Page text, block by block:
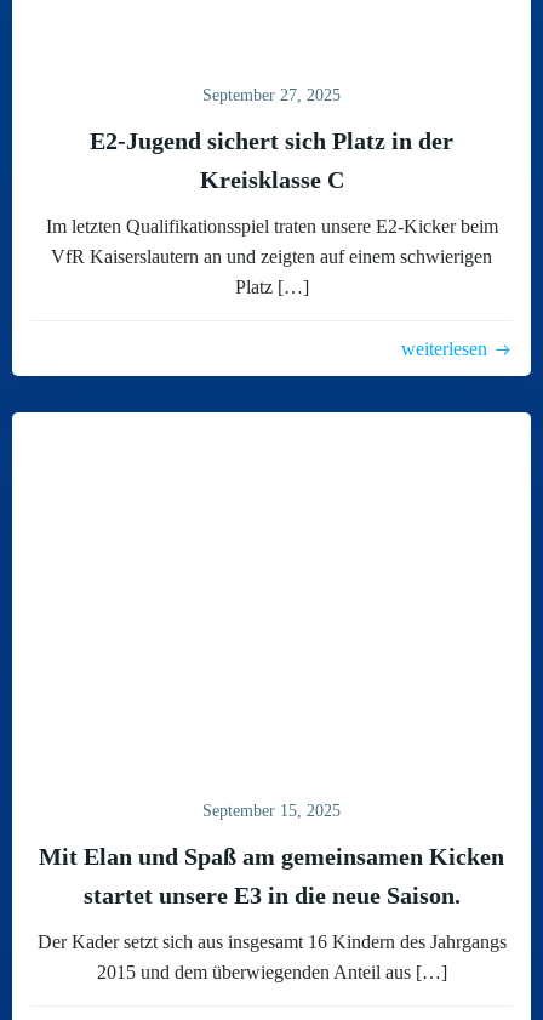
September 27, 2025
E2-Jugend sichert sich Platz in der
Kreisklasse C
Im letzten Qualifikationsspiel traten unsere E2-Kicker beim
VfR Kaiserslautern an und zeigten auf einem schwierigen
Platz […]
weiterlesen
September 15, 2025
Mit Elan und Spaß am gemeinsamen Kicken
startet unsere E3 in die neue Saison.
Der Kader setzt sich aus insgesamt 16 Kindern des Jahrgangs
2015 und dem überwiegenden Anteil aus […]